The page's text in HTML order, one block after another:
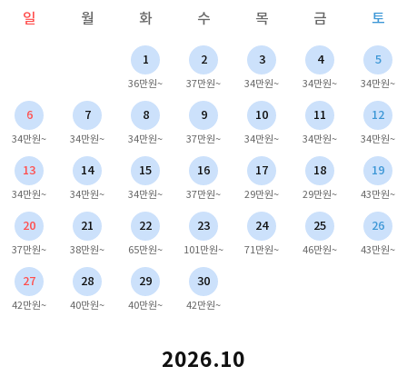
일 월 화 수 목 금 토
1
36만원~
2
37만원~
3
34만원~
4
34만원~
5
34만원~
6
34만원~
7
34만원~
8
34만원~
9
37만원~
10
34만원~
11
34만원~
12
34만원~
13
34만원~
14
34만원~
15
34만원~
16
37만원~
17
29만원~
18
29만원~
19
43만원~
20
37만원~
21
38만원~
22
65만원~
23
101만원~
24
71만원~
25
46만원~
26
43만원~
27
42만원~
28
40만원~
29
40만원~
30
42만원~
2026.10